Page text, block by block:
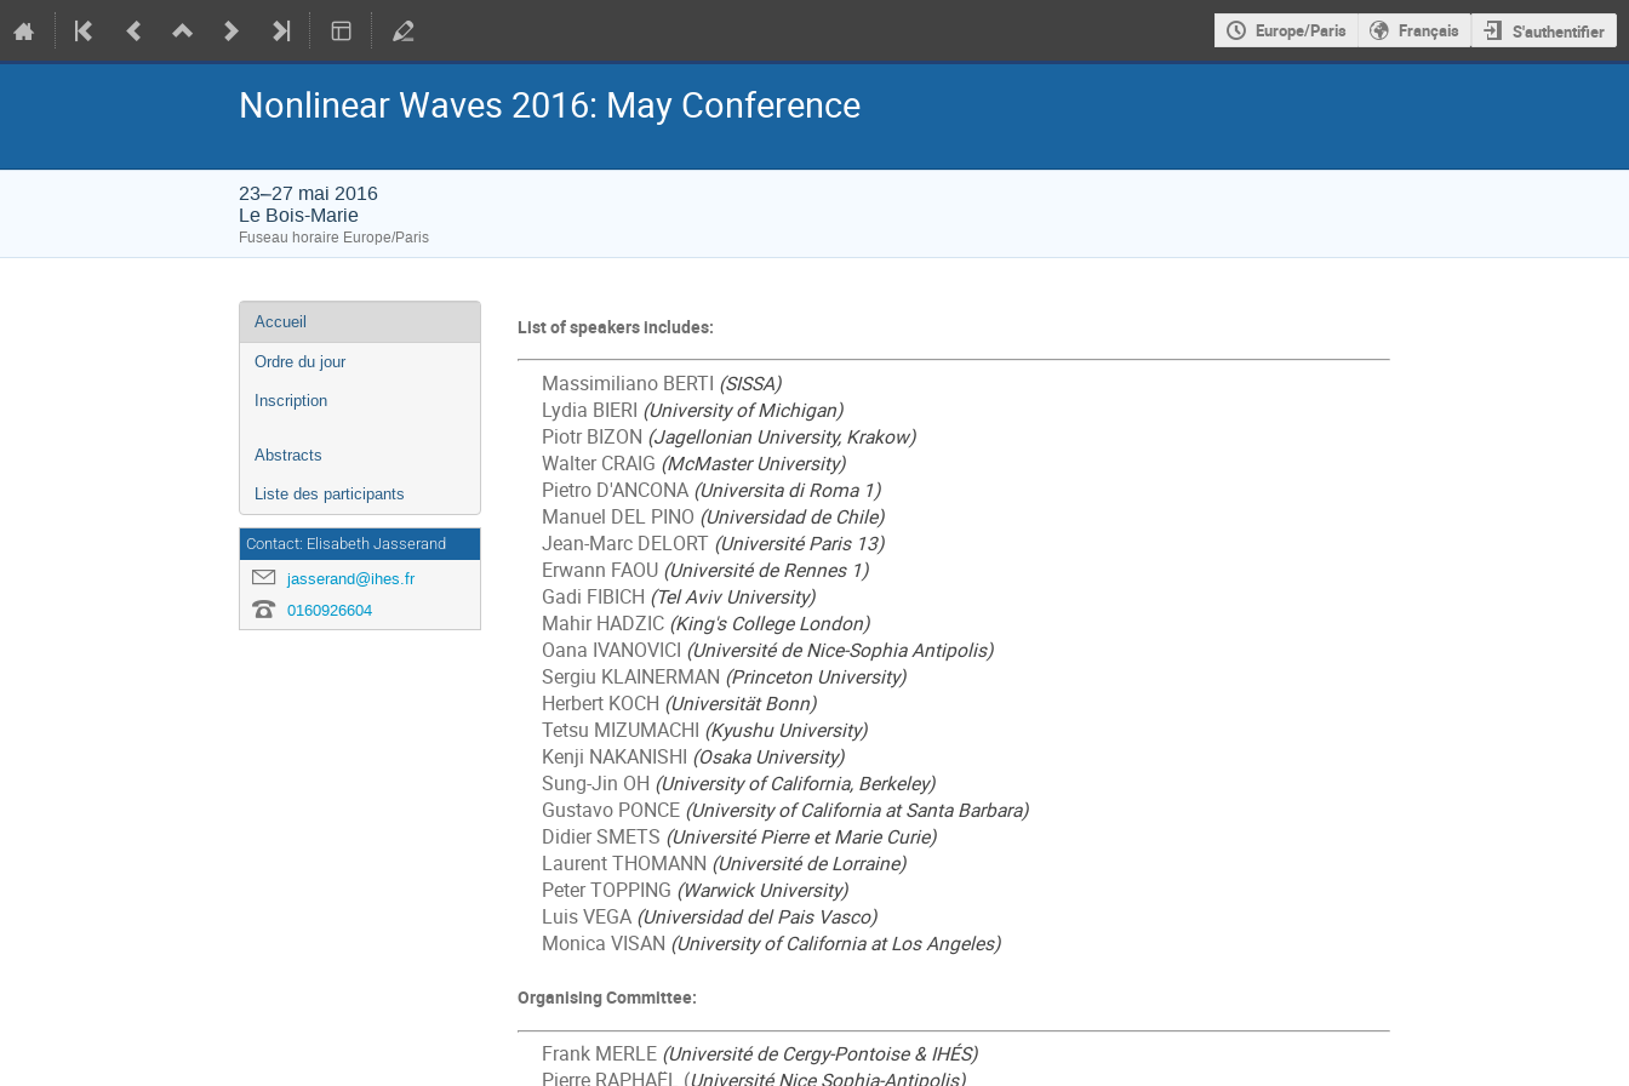
Europe/Paris Français S'authentifier
Nonlinear Waves 2016: May Conference
23–27 mai 2016
Le Bois-Marie
Fuseau horaire Europe/Paris
Menu
de
l'événement
Accueil
Ordre du jour
Inscription
Abstracts
Liste des participants
Contact: Elisabeth Jasserand
jasserand@ihes.fr
0160926604
List of speakers includes:
Massimiliano BERTI (SISSA)
Lydia BIERI (University of Michigan)
Piotr BIZON (Jagellonian University, Krakow)
Walter CRAIG (McMaster University)
Pietro D'ANCONA (Universita di Roma 1)
Manuel DEL PINO (Universidad de Chile)
Jean-Marc DELORT (Université Paris 13)
Erwann FAOU (Université de Rennes 1)
Gadi FIBICH (Tel Aviv University)
Mahir HADZIC (King's College London)
Oana IVANOVICI (Université de Nice-Sophia Antipolis)
Sergiu KLAINERMAN (Princeton University)
Herbert KOCH (Universität Bonn)
Tetsu MIZUMACHI (Kyushu University)
Kenji NAKANISHI (Osaka University)
Sung-Jin OH (University of California, Berkeley)
Gustavo PONCE (University of California at Santa Barbara)
Didier SMETS (Université Pierre et Marie Curie)
Laurent THOMANN (Université de Lorraine)
Peter TOPPING (Warwick University)
Luis VEGA (Universidad del Pais Vasco)
Monica VISAN (University of California at Los Angeles)
Organising Committee:
Frank MERLE (Université de Cergy-Pontoise & IHÉS)